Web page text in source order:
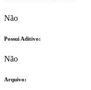
Não
Possui Aditivo:​
Não
Arquivo: